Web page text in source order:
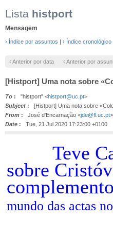
Lista histport
Mensagem
› Índice por assuntos | › Índice cronológico
‹ Anterior por data ‹ Anterior por
[Histport] Uma nota sobre
To : "histport" <histport@uc.pt>
Subject : [Histport] Uma nota sobre
From : José d'Encarnação <jde@fl.uc.pt>
Date : Tue, 21 Jul 2020 17:23:00 +0100
Teve
sobre
mundo das actas